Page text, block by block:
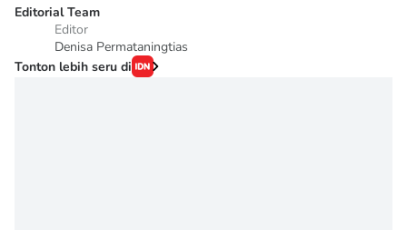
Editorial Team
Editor
Denisa Permataningtias
Tonton lebih seru di